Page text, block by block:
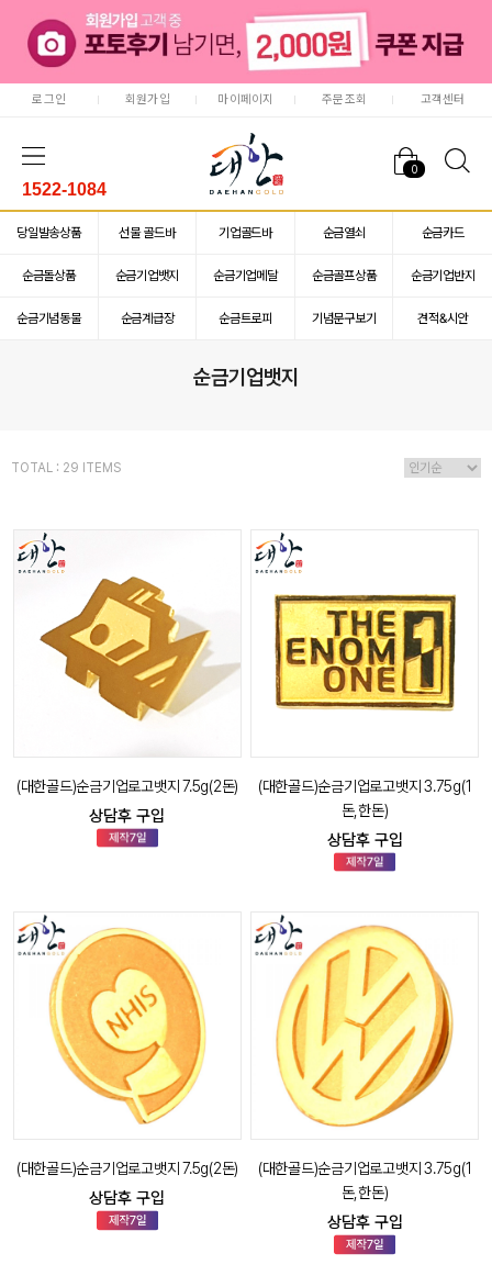
로그인 회원가입 마이페이지 주문조회 고객센터
0
1522-1084
당일발송상품 선물 골드바 기업골드바 순금열쇠 순금카드
순금돌상품 순금기업뱃지 순금기업메달 순금골프상품 순금기업반지
순금기념동물 순금계급장 순금트로피 기념문구보기 견적&시안
순금기업뱃지
TOTAL : 29 ITEMS
(대한골드)순금기업로고뱃지 7.5g(2돈)
상담후 구입
(대한골드)순금기업로고뱃지 3.75g(1
돈,한돈)
상담후 구입
(대한골드)순금기업로고뱃지 7.5g(2돈)
상담후 구입
(대한골드)순금기업로고뱃지 3.75g(1
돈,한돈)
상담후 구입